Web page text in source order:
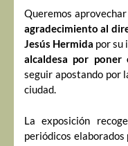
Queremos
agradecimiento al
Jesús Hermida por su
alcaldesa por
seguir apostando por
ciudad.
La exposición
periódicos